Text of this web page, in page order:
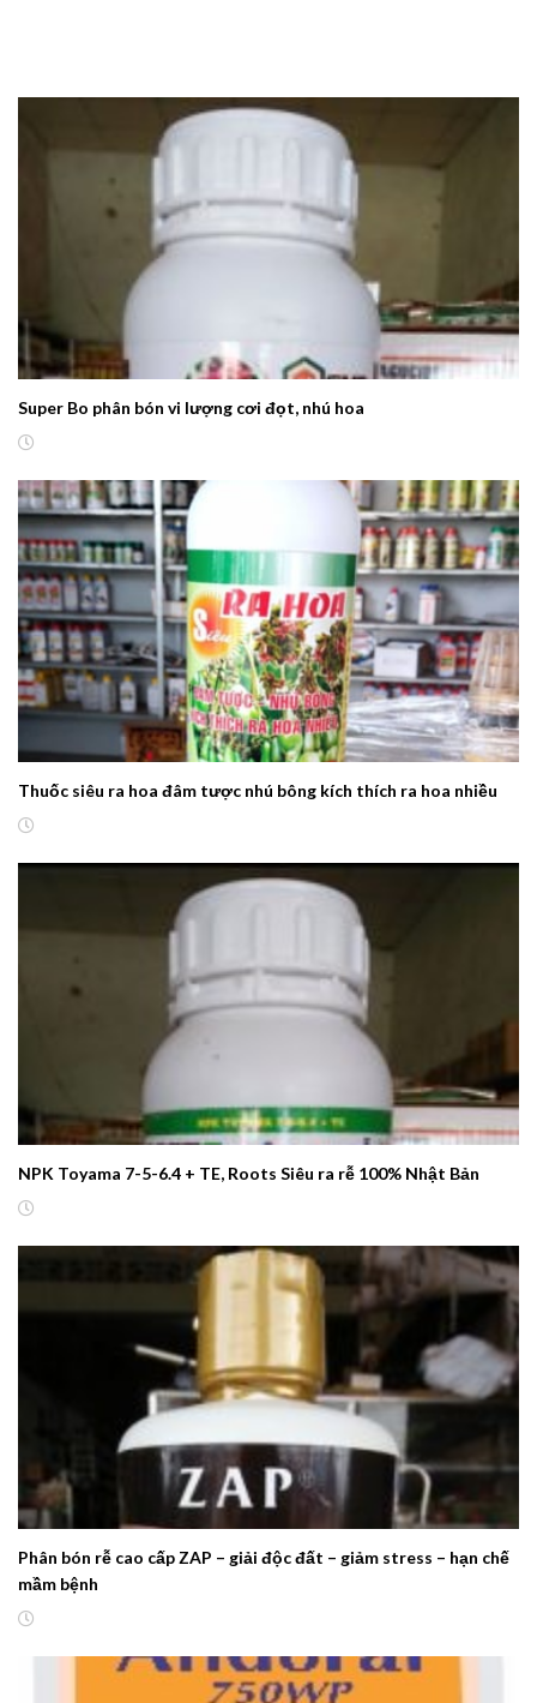
Super Bo phân bón vi lượng cơi đọt, nhú hoa
Thuốc siêu ra hoa đâm tược nhú bông kích thích ra hoa nhiều
NPK Toyama 7-5-6.4 + TE, Roots Siêu ra rễ 100% Nhật Bản
Phân bón rễ cao cấp ZAP – giải độc đất – giảm stress – hạn chế
mầm bệnh